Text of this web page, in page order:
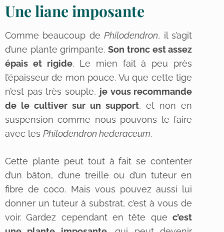
Une liane imposante
Comme beaucoup dePhilodendron, il s’agit
d’une plante grimpante.Son tronc est assez
épais et rigide. Le mien fait à peu près
l’épaisseur de mon pouce. Vu que cette tige
n’est pas très souple, je vous recommande
de le cultiver sur un support, et non en
suspension comme nous pouvons le faire
avec les Philodendron hederaceum.
Cette plante peut tout à fait se contenter
d’un bâton, d’une treille ou d’un tuteur en
fibre de coco. Mais vous pouvez aussi lui
donner un tuteur à substrat, c’est à vous de
voir. Gardez cependant en tête quec’est